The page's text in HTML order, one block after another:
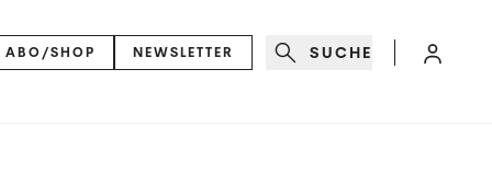
ABO/SHOP NEWSLETTER SUCHE